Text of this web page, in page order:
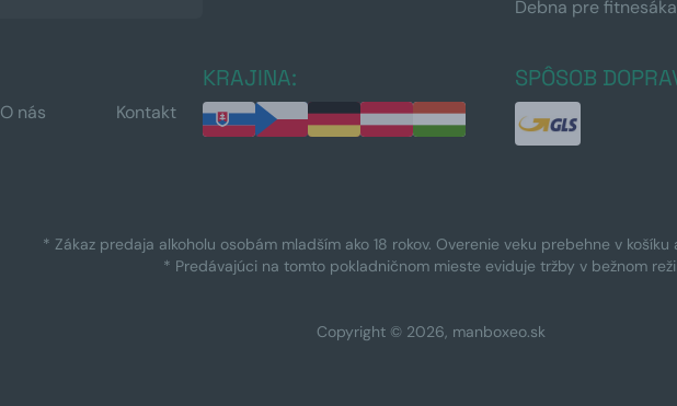
Debna pre fitnesáka
O nás Kontakt
KRAJINA: SPÔSOB
* Zákaz predaja alkoholu osobám mladším ako 18 rokov. Overenie veku prebehne v
* Predávajúci na tomto pokladničnom mieste eviduje tržby v bežnom
Copyright © 2026, manboxeo.sk